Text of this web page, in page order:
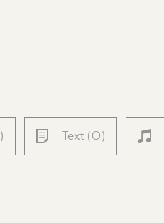
) Text (0)